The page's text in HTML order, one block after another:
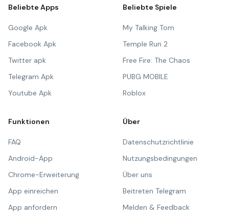
Beliebte Apps
Google Apk
Facebook Apk
Twitter apk
Telegram Apk
Youtube Apk
Beliebte Spiele
My Talking Tom
Temple Run 2
Free Fire: The Chaos
PUBG MOBILE
Roblox
Funktionen
FAQ
Android-App
Chrome-Erweiterung
App einreichen
App anfordern
Über
Datenschutzrichtlinie
Nutzungsbedingungen
Über uns
Beitreten Telegram
Melden & Feedback